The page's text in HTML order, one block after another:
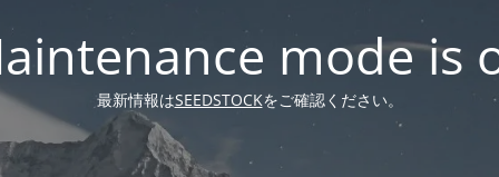
mode is
最新情報はSEEDSTOCKをご確認ください。